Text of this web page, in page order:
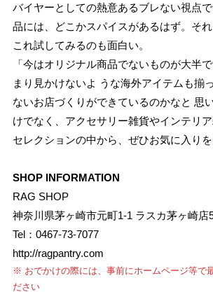
バイヤーとしての熱意あるブレない視点
品には、どこかスパイスがあるはず。そ
これ試してみるのも面白い。
「今はオリジナル商品でないものが大半
まり見かけないよ うな海外アイテムも揃
ないお店づくりができているのかなと 思
けでなく、アクセサリー雑貨やインテリ
セレクションの中から、ぜひお気に入りを
SHOP INFORMATION
RAG SHOP
神奈川県茅ヶ崎市元町1-1 ラスカ茅ヶ崎店
Tel：0467-73-7077
http://ragpantry.com
※ おでかけの際には、事前にホームページ等で
ださい